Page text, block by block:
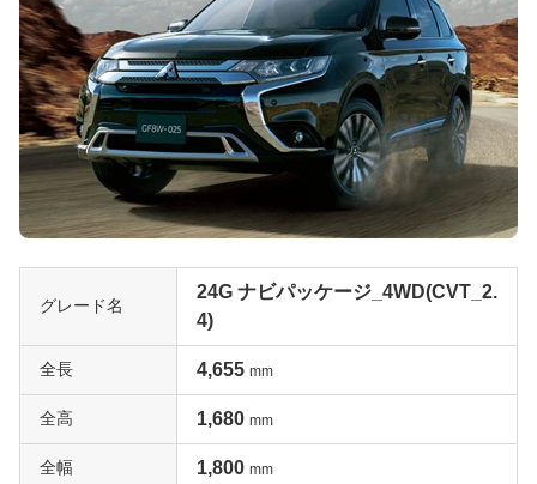
グレード名
24G ナビパッケージ_4WD(CVT_2.
4)
全長 4,655 mm
全高 1,680 mm
全幅 1,800 mm